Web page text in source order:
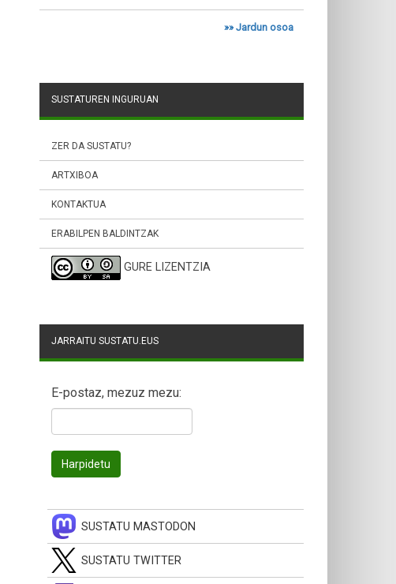
»»Jardun osoa
SUSTATUREN INGURUAN
ZER DA SUSTATU?
ARTXIBOA
KONTAKTUA
ERABILPEN BALDINTZAK
GURE LIZENTZIA
JARRAITU SUSTATU.EUS
E-postaz, mezuz mezu:
SUSTATU MASTODON
SUSTATU TWITTER